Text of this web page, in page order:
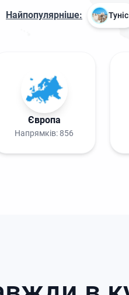
Найпопулярніше: Туніс
Європа
Напрямків: 856